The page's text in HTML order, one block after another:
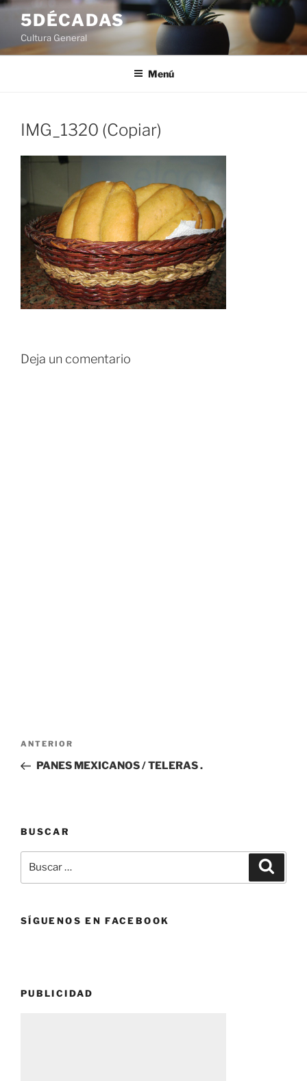
Saltar
contenido
5DÉCADAS
Cultura General
Menú
IMG_1320 (Copiar)
Deja un comentario
Navegación
entradas
Entrada
anterior:
ANTERIOR
PANES MEXICANOS / TELERAS .
BUSCAR
por:
SÍGUENOS EN FACEBOOK
PUBLICIDAD